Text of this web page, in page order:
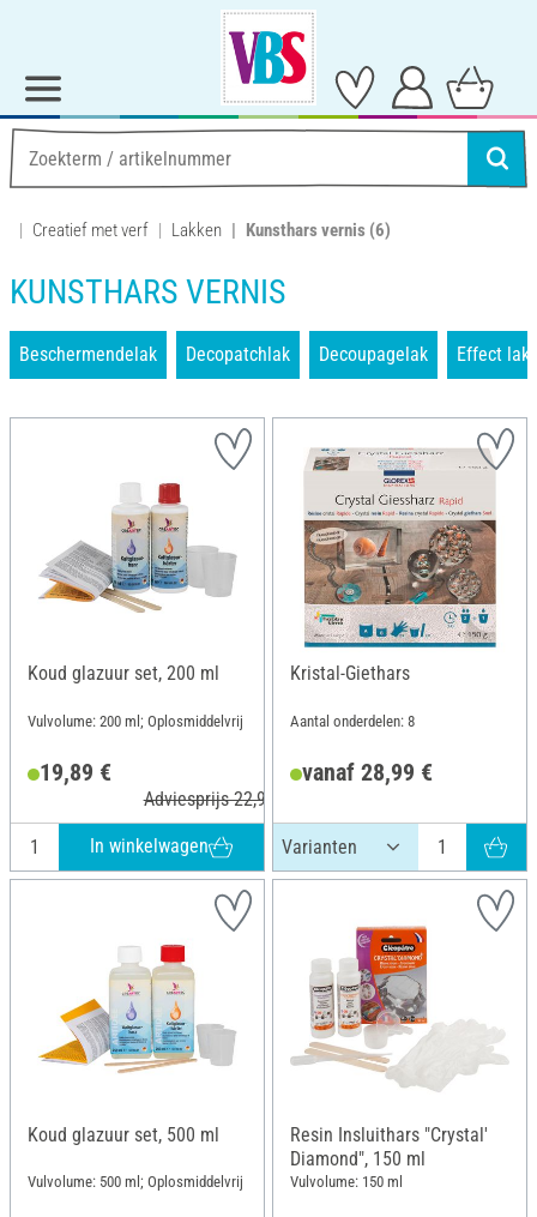
Creatief met verf Lakken Kunsthars vernis (6)
KUNSTHARS VERNIS
Beschermendelak Decopatchlak Decoupagelak Effect lak
Koud glazuur set, 200 ml
Vulvolume: 200 ml; Oplosmiddelvrij
19,89 €
Adviesprijs 22,90 €
In winkelwagen
Kristal-Giethars
Aantal onderdelen: 8
vanaf 28,99 €
Koud glazuur set, 500 ml
Vulvolume: 500 ml; Oplosmiddelvrij
Resin Insluithars "Crystal'
Diamond", 150 ml
Vulvolume: 150 ml